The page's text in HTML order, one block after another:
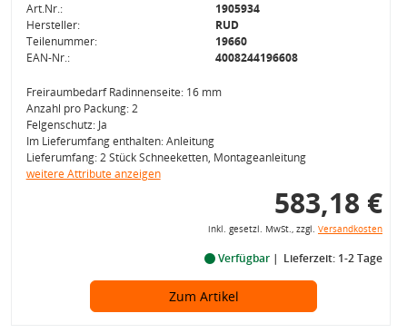
Art.Nr.:
1905934
Hersteller:
RUD
Teilenummer:
19660
EAN-Nr.:
4008244196608
Freiraumbedarf Radinnenseite: 16 mm
Anzahl pro Packung: 2
Felgenschutz: Ja
Im Lieferumfang enthalten: Anleitung
Lieferumfang: 2 Stück Schneeketten, Montageanleitung
weitere Attribute anzeigen
583,18 €
inkl. gesetzl. MwSt., zzgl. Versandkosten
Verfügbar Lieferzeit: 1-2 Tage
Zum Artikel